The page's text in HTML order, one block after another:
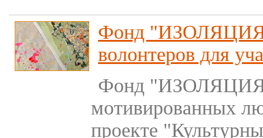
Фонд
волонтеров для
Фонд "ИЗОЛЯЦИЯ"
мотивированных
проекте